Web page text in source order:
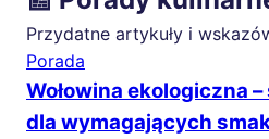
Przydatne artykuły i
Porada
Wołowina ekologiczna
dla wymagających